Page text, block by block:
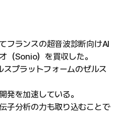
フランスの超音波診断向けAI
（Sonio）を買収した。
プラットフォームのゼルス
発を加速している。
子分析の力も取り込むことで